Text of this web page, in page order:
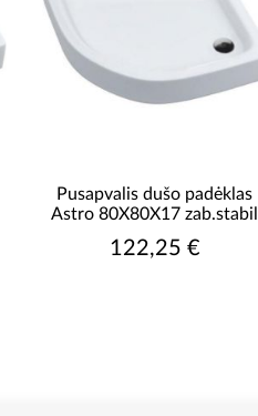
Pusapvalis dušo padėklas
Astro 80X80X17 zab.stabil
122,25 €